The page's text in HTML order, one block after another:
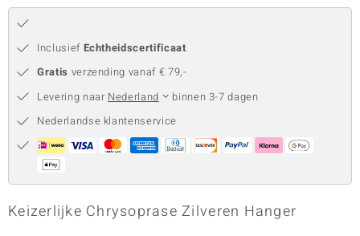
Inclusief Echtheidscertificaat
Gratis verzending vanaf € 79,-
Levering naar Nederland
binnen 3-7 dagen
Nederlandse klantenservice
Keizerlijke Chrysoprase Zilveren Hanger